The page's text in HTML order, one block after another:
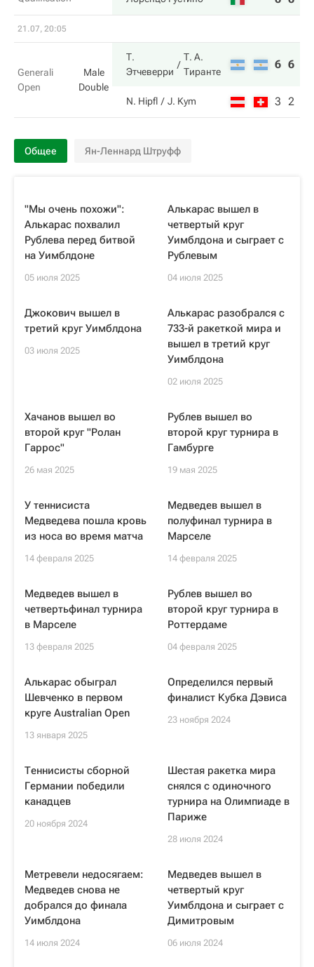
21.07, 20:05
Generali
Open
Male
Double
Т.
Этчеверри
Т. А.
Тиранте
6 6
N. Hipfl J. Kym 3 2
Общее Ян-Леннард Штруфф
"Мы очень похожи":
Алькарас похвалил
Рублева перед битвой
на Уимблдоне
05 июля 2025
Алькарас вышел в
четвертый круг
Уимблдона и сыграет с
Рублевым
04 июля 2025
Джокович вышел в
третий круг Уимблдона
03 июля 2025
Алькарас разобрался с
733-й ракеткой мира и
вышел в третий круг
Уимблдона
02 июля 2025
Хачанов вышел во
второй круг "Ролан
Гаррос"
26 мая 2025
Рублев вышел во
второй круг турнира в
Гамбурге
19 мая 2025
У теннисиста
Медведева пошла кровь
из носа во время матча
14 февраля 2025
Медведев вышел в
полуфинал турнира в
Марселе
14 февраля 2025
Медведев вышел в
четвертьфинал турнира
в Марселе
13 февраля 2025
Рублев вышел во
второй круг турнира в
Роттердаме
04 февраля 2025
Алькарас обыграл
Шевченко в первом
круге Australian Open
13 января 2025
Определился первый
финалист Кубка Дэвиса
23 ноября 2024
Теннисисты сборной
Германии победили
канадцев
20 ноября 2024
Шестая ракетка мира
снялся с одиночного
турнира на Олимпиаде в
Париже
28 июля 2024
Метревели недосягаем:
Медведев снова не
добрался до финала
Уимблдона
14 июля 2024
Медведев вышел в
четвертый круг
Уимблдона и сыграет с
Димитровым
06 июля 2024